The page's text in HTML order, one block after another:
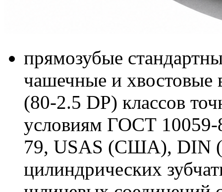
прямозубые
чашечные и хвостовые
(80-2.5 DP) классов
условиям ГОСТ
79, USAS (США), DIN
цилиндрических